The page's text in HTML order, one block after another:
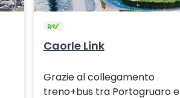
Caorle Link
Grazie al collegamento
treno+bus tra Portogruaro e